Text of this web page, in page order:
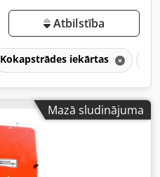
Atbilstība
Kokapstrādes iekārtas
Mazā sludinājuma